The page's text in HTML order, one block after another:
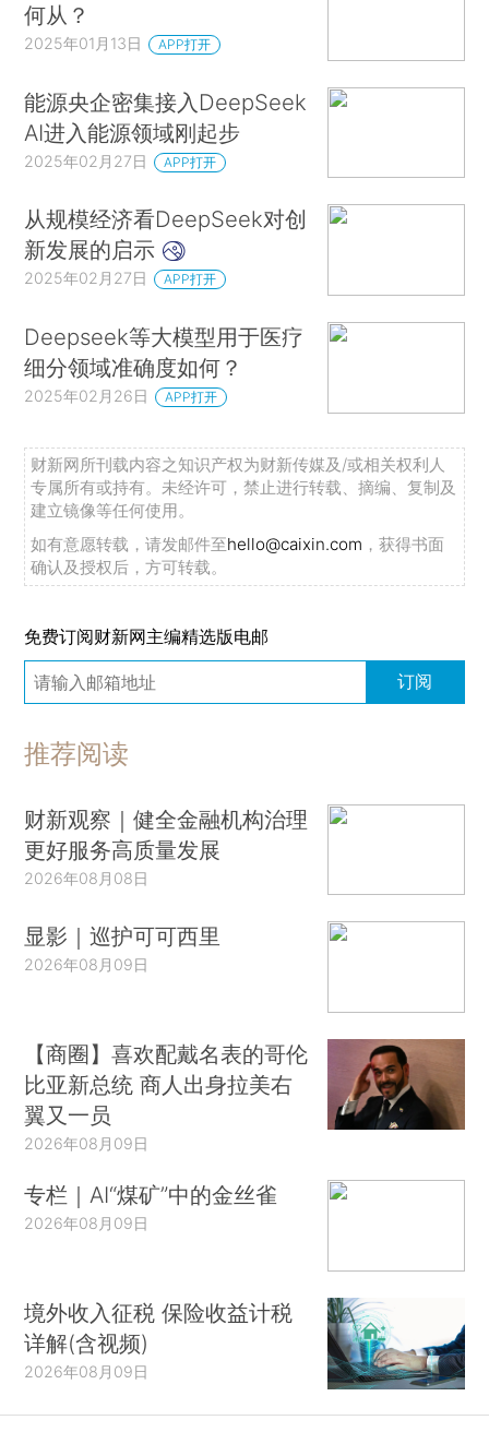
何从？
2025年01月13日 APP打开
能源央企密集接入DeepSeek
AI进入能源领域刚起步
2025年02月27日 APP打开
从规模经济看DeepSeek对创
新发展的启示
2025年02月27日 APP打开
Deepseek等大模型用于医疗
细分领域准确度如何？
2025年02月26日 APP打开
财新网所刊载内容之知识产权为财新传媒及/或相关权利人
专属所有或持有。未经许可，禁止进行转载、摘编、复制及
建立镜像等任何使用。
如有意愿转载，请发邮件至hello@caixin.com ，获得书面
确认及授权后，方可转载。
免费订阅财新网主编精选版电邮
订阅
推荐阅读
财新观察｜健全金融机构治理
更好服务高质量发展
2026年08月08日
显影｜巡护可可西里
2026年08月09日
【商圈】喜欢配戴名表的哥伦
比亚新总统 商人出身拉美右
翼又一员
2026年08月09日
专栏｜AI“煤矿”中的金丝雀
2026年08月09日
境外收入征税 保险收益计税
详解(含视频)
2026年08月09日